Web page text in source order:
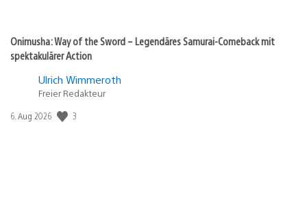
Onimusha: Way of the Sword – Legendäres Samurai-Comeback mit
spektakulärer Action
Ulrich Wimmeroth
Freier Redakteur
Veröffentlichungsdatum:
6. Aug 2026 3